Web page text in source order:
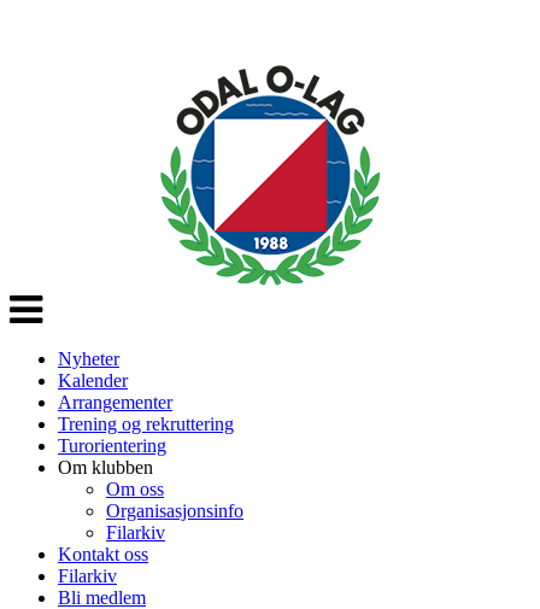
Veksle
navigasjon
Nyheter
Kalender
Arrangementer
Trening og rekruttering
Turorientering
Om klubben
Om oss
Organisasjonsinfo
Filarkiv
Kontakt oss
Filarkiv
Bli medlem